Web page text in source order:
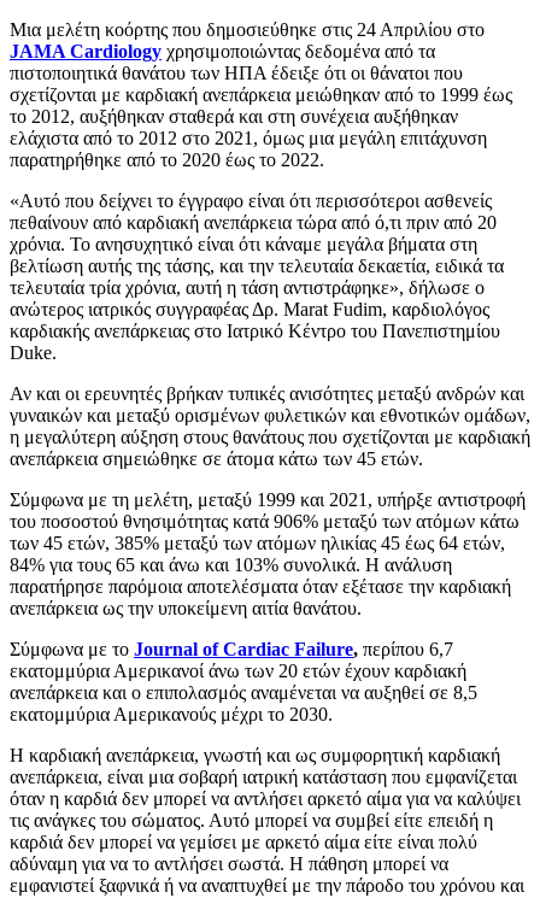
Μια μελέτη κοόρτης που δημοσιεύθηκε στις 24 Απριλίου στο
JAMA Cardiology χρησιμοποιώντας δεδομένα από τα
πιστοποιητικά θανάτου των ΗΠΑ έδειξε ότι οι θάνατοι που
σχετίζονται με καρδιακή ανεπάρκεια μειώθηκαν από το 1999 έως
το 2012, αυξήθηκαν σταθερά και στη συνέχεια αυξήθηκαν
ελάχιστα από το 2012 στο 2021, όμως μια μεγάλη επιτάχυνση
παρατηρήθηκε από το 2020 έως το 2022.
«Αυτό που δείχνει το έγγραφο είναι ότι περισσότεροι ασθενείς
πεθαίνουν από καρδιακή ανεπάρκεια τώρα από ό,τι πριν από 20
χρόνια. Το ανησυχητικό είναι ότι κάναμε μεγάλα βήματα στη
βελτίωση αυτής της τάσης, και την τελευταία δεκαετία, ειδικά τα
τελευταία τρία χρόνια, αυτή η τάση αντιστράφηκε», δήλωσε ο
ανώτερος ιατρικός συγγραφέας Δρ. Marat Fudim, καρδιολόγος
καρδιακής ανεπάρκειας στο Ιατρικό Κέντρο του Πανεπιστημίου
Duke.
Αν και οι ερευνητές βρήκαν τυπικές ανισότητες μεταξύ ανδρών και
γυναικών και μεταξύ ορισμένων φυλετικών και εθνοτικών ομάδων,
η μεγαλύτερη αύξηση στους θανάτους που σχετίζονται με καρδιακή
ανεπάρκεια σημειώθηκε σε άτομα κάτω των 45 ετών.
Σύμφωνα με τη μελέτη, μεταξύ 1999 και 2021, υπήρξε αντιστροφή
του ποσοστού θνησιμότητας κατά 906% μεταξύ των ατόμων κάτω
των 45 ετών, 385% μεταξύ των ατόμων ηλικίας 45 έως 64 ετών,
84% για τους 65 και άνω και 103% συνολικά. Η ανάλυση
παρατήρησε παρόμοια αποτελέσματα όταν εξέτασε την καρδιακή
ανεπάρκεια ως την υποκείμενη αιτία θανάτου.
Σύμφωνα με το Journal of Cardiac Failure, περίπου 6,7
εκατομμύρια Αμερικανοί άνω των 20 ετών έχουν καρδιακή
ανεπάρκεια και ο επιπολασμός αναμένεται να αυξηθεί σε 8,5
εκατομμύρια Αμερικανούς μέχρι το 2030.
Η καρδιακή ανεπάρκεια, γνωστή και ως συμφορητική καρδιακή
ανεπάρκεια, είναι μια σοβαρή ιατρική κατάσταση που εμφανίζεται
όταν η καρδιά δεν μπορεί να αντλήσει αρκετό αίμα για να καλύψει
τις ανάγκες του σώματος. Αυτό μπορεί να συμβεί είτε επειδή η
καρδιά δεν μπορεί να γεμίσει με αρκετό αίμα είτε είναι πολύ
αδύναμη για να το αντλήσει σωστά. Η πάθηση μπορεί να
εμφανιστεί ξαφνικά ή να αναπτυχθεί με την πάροδο του χρόνου και